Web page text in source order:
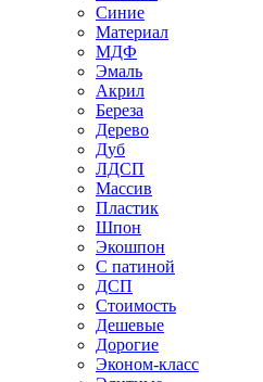
Синие
Материал
МДФ
Эмаль
Акрил
Береза
Дерево
Дуб
ЛДСП
Массив
Пластик
Шпон
Экошпон
С патиной
ДСП
Стоимость
Дешевые
Дорогие
Эконом-класс